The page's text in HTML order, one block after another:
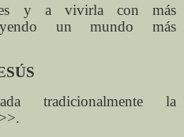
y a vivirla con más
un mundo más
tradicionalmente la